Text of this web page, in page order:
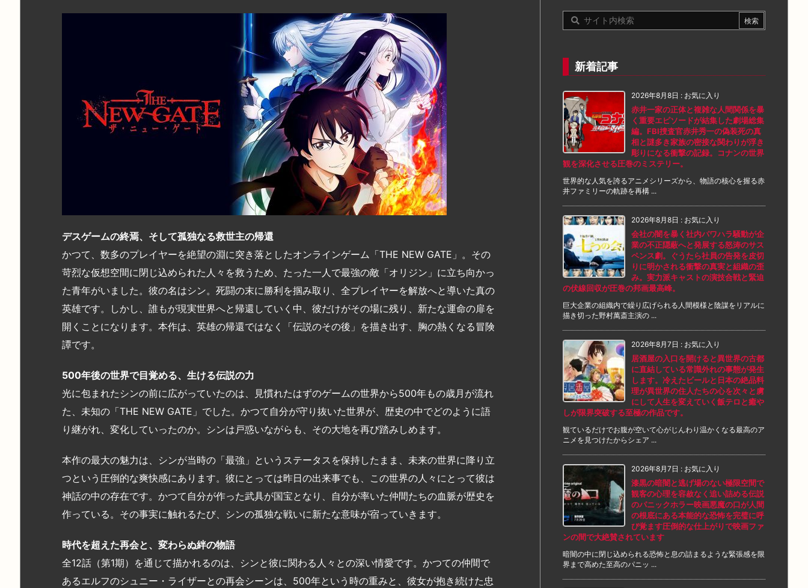
n
y
dr
o
p.
io
デスゲームの終焉、そして孤独なる救世主の帰還
かつて、数多のプレイヤーを絶望の淵に突き落としたオンラインゲーム「THE NEW GATE」。その
苛烈な仮想空間に閉じ込められた人々を救うため、たった一人で最強の敵「オリジン」に立ち向かっ
た青年がいました。彼の名はシン。死闘の末に勝利を掴み取り、全プレイヤーを解放へと導いた真の
英雄です。しかし、誰もが現実世界へと帰還していく中、彼だけがその場に残り、新たな運命の扉を
開くことになります。本作は、英雄の帰還ではなく「伝説のその後」を描き出す、胸の熱くなる冒険
譚です。
500年後の世界で目覚める、生ける伝説の力
光に包まれたシンの前に広がっていたのは、見慣れたはずのゲームの世界から500年もの歳月が流れ
た、未知の「THE NEW GATE」でした。かつて自分が守り抜いた世界が、歴史の中でどのように語
り継がれ、変化していったのか。シンは戸惑いながらも、その大地を再び踏みしめます。
本作の最大の魅力は、シンが当時の「最強」というステータスを保持したまま、未来の世界に降り立
つという圧倒的な爽快感にあります。彼にとっては昨日の出来事でも、この世界の人々にとって彼は
神話の中の存在です。かつて自分が作った武具が国宝となり、自分が率いた仲間たちの血脈が歴史を
作っている。その事実に触れるたび、シンの孤独な戦いに新たな意味が宿っていきます。
時代を超えた再会と、変わらぬ絆の物語
全12話（第1期）を通じて描かれるのは、シンと彼に関わる人々との深い情愛です。かつての仲間で
あるエルフのシュニー・ライザーとの再会シーンは、500年という時の重みと、彼女が抱き続けた忠
新着記事
2026年8月8日 : お気に入り
赤井一家の正体と複雑な人間関係を暴
く重要エピソードが結集した劇場総集
編。FBI捜査官赤井秀一の偽装死の真
相と謎多き家族の密接な関わりが浮き
彫りになる衝撃の記録。コナンの世界
観を深化させる圧巻のミステリー。
世界的な人気を誇るアニメシリーズから、物語の核心を握る赤
井ファミリーの軌跡を再構 ...
2026年8月8日 : お気に入り
会社の闇を暴く社内パワハラ騒動が企
業の不正隠蔽へと発展する怒涛のサス
ペンス劇。ぐうたら社員の告発を皮切
りに明かされる衝撃の真実と組織の歪
み。実力派キャストの演技合戦と緊迫
の伏線回収が圧巻の邦画最高峰。
巨大企業の組織内で繰り広げられる人間模様と陰謀をリアルに
描き切った野村萬斎主演の ...
2026年8月7日 : お気に入り
居酒屋の入口を開けると異世界の古都
に直結している常識外れの事態が発生
します。冷えたビールと日本の絶品料
理が異世界の住人たちの心を次々と虜
にして人生を変えていく飯テロと癒や
しが限界突破する至極の作品です。
観ているだけでお腹が空いて心がじんわり温かくなる最高のア
ニメを見つけたからシェア ...
2026年8月7日 : お気に入り
漆黒の暗闇と逃げ場のない極限空間で
観客の心理を容赦なく追い詰める伝説
のパニックホラー映画悪魔の口が人間
の根底にある本能的な恐怖を完璧に呼
び覚ます圧倒的な仕上がりで映画ファ
ンの間で大絶賛されています
暗闇の中に閉じ込められる恐怖と息の詰まるような緊張感を限
界まで高めた至高のパニッ ...